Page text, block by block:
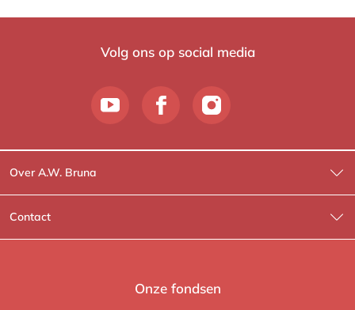
Volg ons op social media
Over A.W. Bruna
Wat wij doen
Wie is Wie?
Contact
Contactinformatie
Onze fondsen